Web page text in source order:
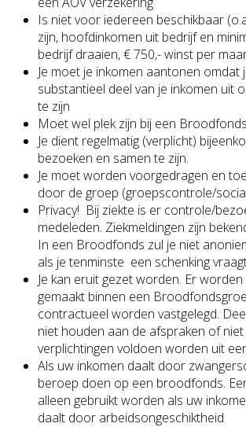
Is niet voor iedereen beschikbaar
zijn, hoofdinkomen uit bedrijf en
bedrijf draaien, € 750,- winst per
Je moet je inkomen aantonen omdat
substantieel deel van je inkomen uit
te zijn
Moet wel plek zijn bij een
Je dient regelmatig (verplicht)
bezoeken en samen te zijn.
Je moet worden voorgedragen en
door de groep (groepscontrole/
Privacy! Bij ziekte is er controle/
medeleden. Ziekmeldingen zijn
In een Broodfonds zul je niet
als je tenminste een schenking
Je kan eruit gezet worden. Er
gemaakt binnen een
contractueel worden vastgelegd.
niet houden aan de afspraken of
verplichtingen voldoen worden uit
Als uw inkomen daalt door
beroep doen op een broodfonds.
alleen gebruikt worden als uw
daalt door arbeidsongeschiktheid